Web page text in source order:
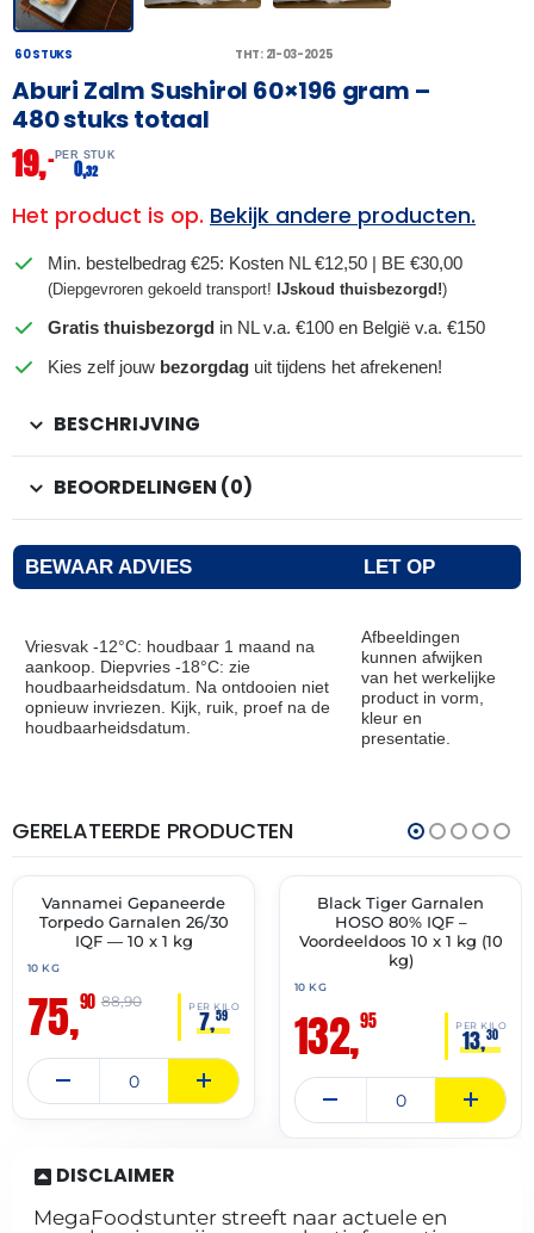
60 STUKS THT: 21-03-2025
Aburi Zalm Sushirol 60×196 gram –
480 stuks totaal
19,– PER STUK
0,32
Het product is op. Bekijk andere producten.
Min. bestelbedrag €25: Kosten NL €12,50 | BE €30,00
(Diepgevroren gekoeld transport! IJskoud thuisbezorgd!)
Gratis thuisbezorgd in NL v.a. €100 en België v.a. €150
Kies zelf jouw bezorgdag uit tijdens het afrekenen!
BESCHRIJVING
BEOORDELINGEN (0)
BEWAAR ADVIES LET OP
Vriesvak -12°C: houdbaar 1 maand na
aankoop. Diepvries -18°C: zie
houdbaarheidsdatum. Na ontdooien niet
opnieuw invriezen. Kijk, ruik, proef na de
houdbaarheidsdatum.
Afbeeldingen
kunnen afwijken
van het werkelijke
product in vorm,
kleur en
presentatie.
GERELATEERDE PRODUCTEN
🔥 OP=OP
THT:
24-
Vannamei Gepaneerde
Torpedo Garnalen 26/30
IQF — 10 x 1 kg
10 KG
75,90 PER KILO
7,59
88,90
✓ VAST ASSORTIMENT
Black Tiger Garnalen
HOSO 80% IQF –
Voordeeldoos 10 x 1 kg (10
kg)
10 KG
132,95 PER KILO
13,30
DISCLAIMER
MegaFoodstunter streeft naar actuele en